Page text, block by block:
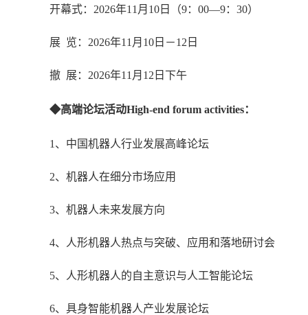
开幕式： 2026年11月10日（9：00—9：30）
展 览： 2026年11月10日－12日
撤 展： 2026年11月12日下午
◆高端论坛活动High-end forum activities：
1、中国机器人行业发展高峰论坛
2、机器人在细分市场应用
3、机器人未来发展方向
4、人形机器人热点与突破、应用和落地研讨会
5、人形机器人的自主意识与人工智能论坛
6、具身智能机器人产业发展论坛